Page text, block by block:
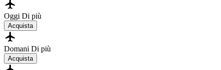
Oggi Di più
Acquista
Domani Di più
Acquista